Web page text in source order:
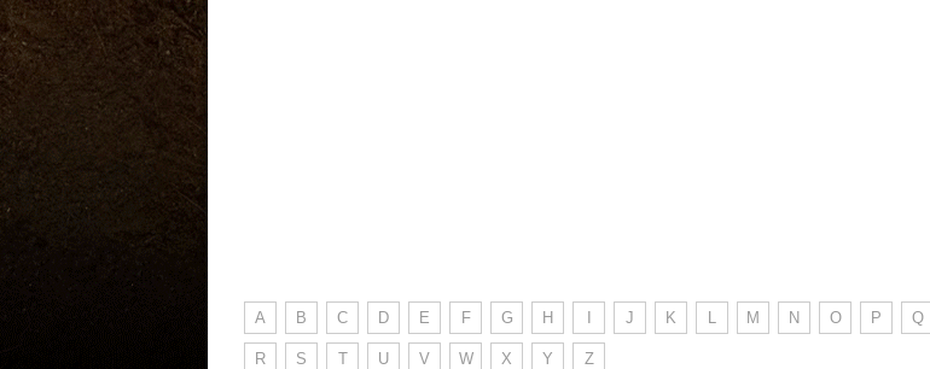
A B C D E F G H J K L M N O P Q
R S T U V W X Y Z